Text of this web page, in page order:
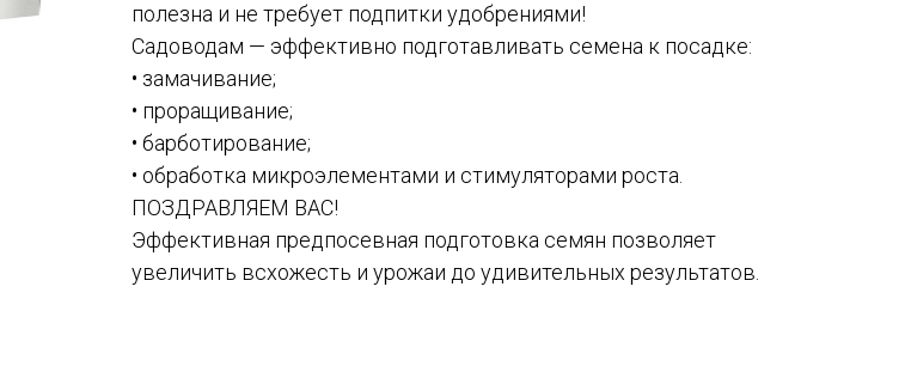
полезна и не требует подпитки удобрениями!
Садоводам — эффективно подготавливать семена к посадке:
• замачивание;
• проращивание;
• барботирование;
• обработка микроэлементами и стимуляторами роста.
ПОЗДРАВЛЯЕМ ВАС!
Эффективная предпосевная подготовка семян позволяет
увеличить всхожесть и урожаи до удивительных результатов.